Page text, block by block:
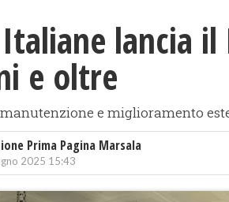
lancia
e oltre
e miglioramento
Prima Pagina Marsala
2025 15:43